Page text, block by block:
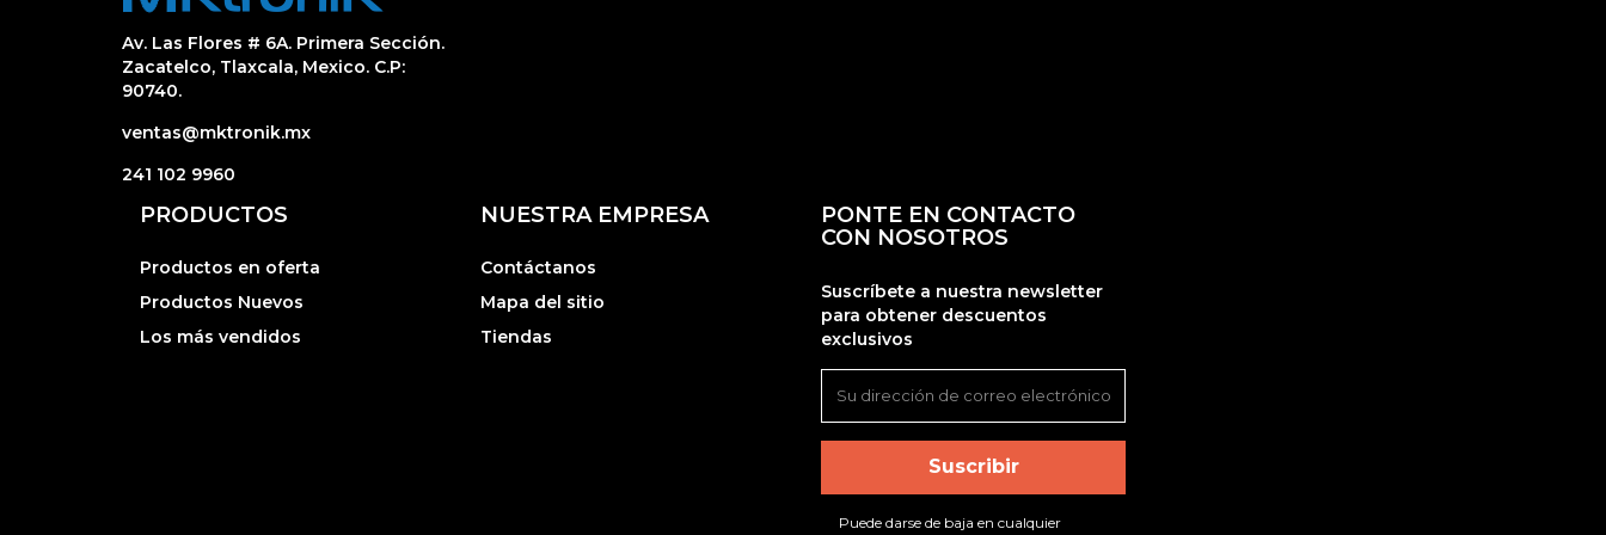
Av. Las Flores # 6A. Primera Sección.
Zacatelco, Tlaxcala, Mexico. C.P:
90740.
ventas@mktronik.mx
241 102 9960
PRODUCTOS
Productos en oferta
Productos Nuevos
Los más vendidos
NUESTRA EMPRESA
Contáctanos
Mapa del sitio
Tiendas
PONTE EN CONTACTO
CON NOSOTROS
Suscríbete a nuestra newsletter
para obtener descuentos
exclusivos
Puede darse de baja en cualquier